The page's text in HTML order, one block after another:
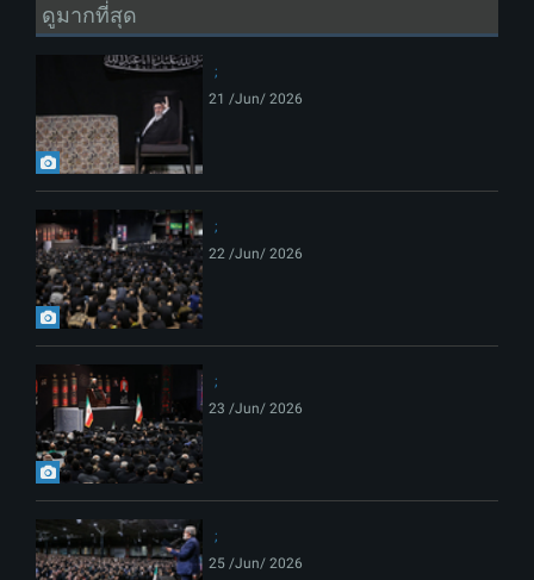
ดูมากที่สุด
21 /Jun/ 2026
22 /Jun/ 2026
23 /Jun/ 2026
25 /Jun/ 2026